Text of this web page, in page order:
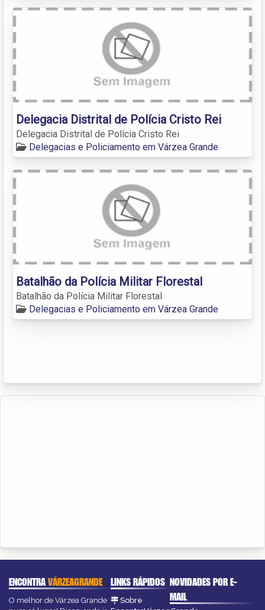
Delegacia Distrital de Polícia Cristo Rei
Delegacia Distrital de Polícia Cristo Rei
Delegacias e Policiamento em Várzea Grande
Batalhão da Polícia Militar Florestal
Batalhão da Polícia Militar Florestal
Delegacias e Policiamento em Várzea Grande
ENCONTRAVÁRZEAGRANDE
O melhor de Várzea Grande
LINKS RÁPIDOS
Sobre
NOVIDADES POR E-
MAIL